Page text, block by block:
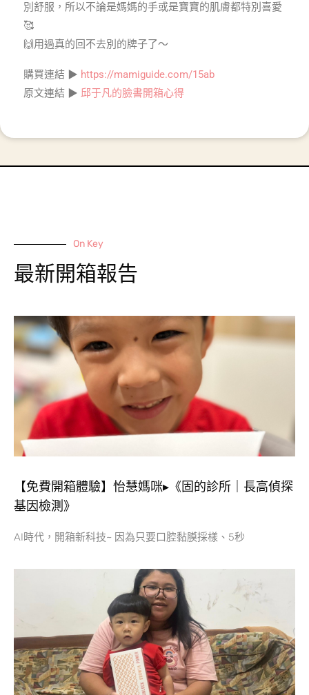
別舒服，所以不論是媽媽的手或是寶寶的肌膚都特別喜愛
🥰
🙌用過真的回不去別的牌子了～
購買連結 ▶ https://mamiguide.com/15ab
原文連結 ▶ 邱于凡的臉書開箱心得
On Key
最新開箱報告
【免費開箱體驗】怡慧媽咪▸《固的診所｜長高偵探
基因檢測》
AI時代，開箱新科技~ 因為只要口腔黏膜採樣、5秒